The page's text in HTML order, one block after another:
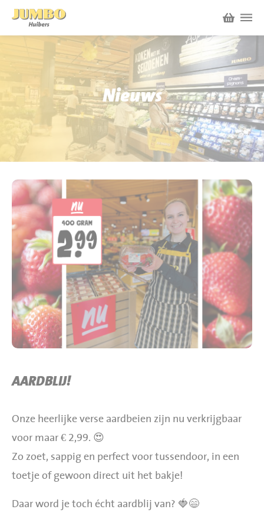
Winkels
P.W.A. Park
Bruïneplein
Nieuws
Acties
Werken bij Jumbo Huibers
Vacatures en Solliciteren
Werken en leren
Jumbo.com
BBQ gigant webshop
Jumbo Huibers Specials
Nieuws
AARDBLIJ!
Onze heerlijke verse aardbeien zijn nu verkrijgbaar
voor maar € 2,99. 😍
Zo zoet, sappig en perfect voor tussendoor, in een
toetje of gewoon direct uit het bakje!
Daar word je toch écht aardblij van? 🍓😄